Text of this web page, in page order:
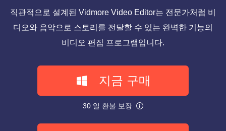
직관적으로 설계된 Vidmore Video Editor는 전문가처럼 비
디오와 음악으로 스토리를 전달할 수 있는 완벽한 기능의
비디오 편집 프로그램입니다.
지금 구매
30 일 환불 보장